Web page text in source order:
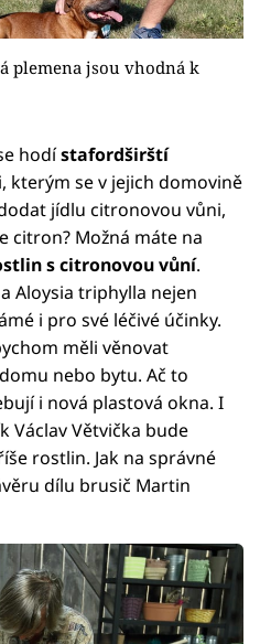
plemena jsou vhodná k
hodístafordširští
kterým se v jejich domovině
jídlu citronovou vůni,
citron? Možná máte na
s citronovou vůní.
Aloysia triphylla nejen
i pro své léčivé účinky.
měli věnovat
nebo bytu. Ač to
i nová plastová okna. I
Václav Větvička bude
rostlin. Jak na správné
dílu brusič Martin